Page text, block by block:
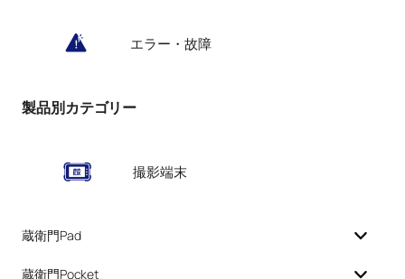
エラー・故障
製品別カテゴリー
撮影端末
蔵衛門Pad
蔵衛門Pocket